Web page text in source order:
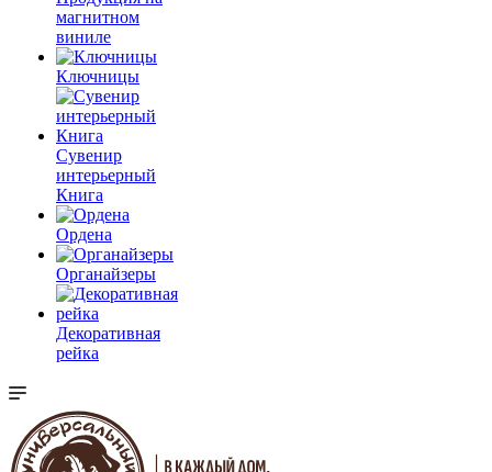
магнитном
виниле
Ключницы
Сувенир
интерьерный
Книга
Ордена
Органайзеры
Декоративная
рейка